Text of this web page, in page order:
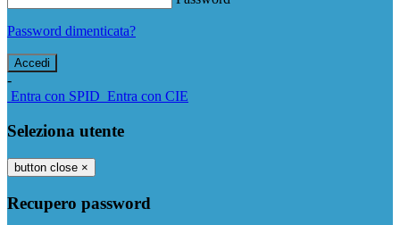
Password dimenticata?
-
Entra con SPID Entra con CIE
Seleziona utente
button close ×
Recupero password